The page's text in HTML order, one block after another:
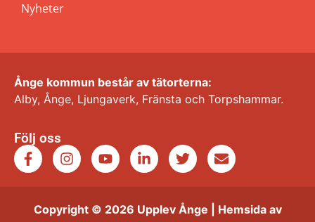
Nyheter
Ånge kommun består av tätorterna:
Alby, Ånge, Ljungaverk, Fränsta och Torpshammar.
Följ oss
Copyright © 2026 Upplev Ånge | Hemsida av